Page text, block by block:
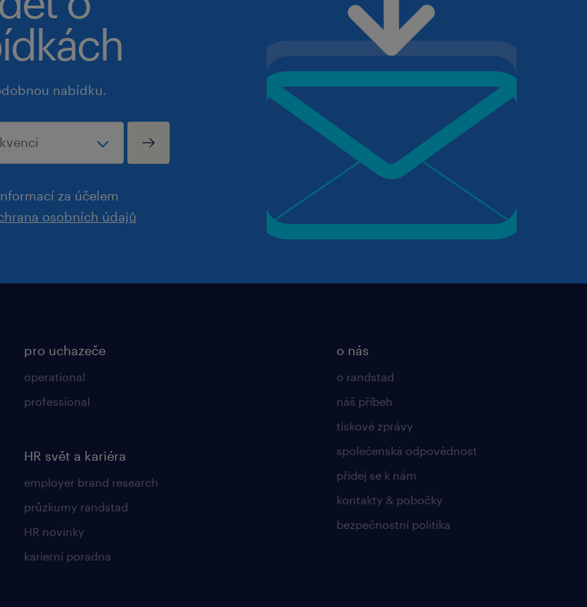
nabídku.
za účelem
osobních údajů
pro uchazeče
operational
professional
HR svět a kariéra
employer brand research
průzkumy randstad
HR novinky
karierní poradna
o nás
o randstad
náš příbeh
tiskové zprávy
společenská odpovědnost
přidej se k nám
kontakty & pobočky
bezpečnostní politika